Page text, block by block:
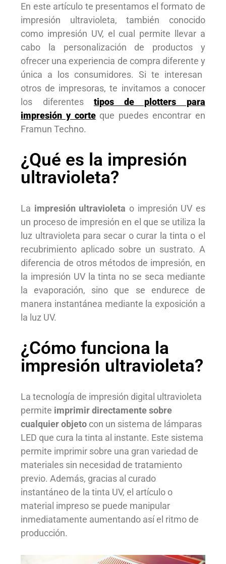
En este artículo te presentamos el formato de
impresión ultravioleta, también conocido
como impresión UV, el cual permite llevar a
cabo la personalización de productos y
ofrecer una experiencia de compra diferente y
única a los consumidores. Si te interesan
otros de impresoras, te invitamos a conocer
los diferentes tipos de plotters para
impresión y corteque puedes encontrar en
Framun Techno.
¿Qué es la impresión
ultravioleta?
La impresión ultravioleta o impresión UV es
un proceso de impresión en el que se utiliza la
luz ultravioleta para secar o curar la tinta o el
recubrimiento aplicado sobre un sustrato. A
diferencia de otros métodos de impresión, en
la impresión UV la tinta no se seca mediante
la evaporación, sino que se endurece de
manera instantánea mediante la exposición a
la luz UV.
¿Cómo funciona la
impresión ultravioleta?
La tecnología de impresión digital ultravioleta
permite imprimir directamente sobre
cualquier objeto con un sistema de lámparas
LED que cura la tinta al instante. Este sistema
permite imprimir sobre una gran variedad de
materiales sin necesidad de tratamiento
previo. Además, gracias al curado
instantáneo de la tinta UV, el artículo o
material impreso se puede manipular
inmediatamente aumentando así el ritmo de
producción.